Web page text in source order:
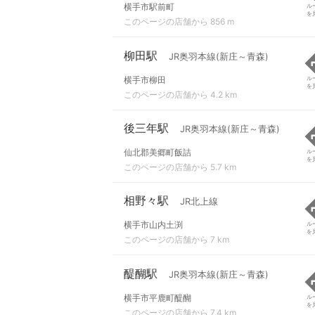
横手市駅前町
このページの店舗から 856 m
ル
を
柳田駅 JR奥羽本線(新庄～青森)
横手市柳田
このページの店舗から 4.2 km
ル
を
後三年駅 JR奥羽本線(新庄～青森)
仙北郡美郷町飯詰
このページの店舗から 5.7 km
ル
を
相野々駅 JR北上線
横手市山内土渕
このページの店舗から 7 km
ル
を
醍醐駅 JR奥羽本線(新庄～青森)
横手市平鹿町醍醐
このページの店舗から 7.4 km
ル
を